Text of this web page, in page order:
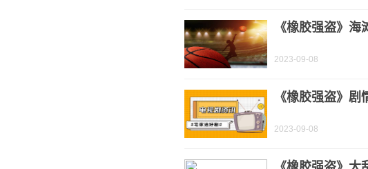
《橡胶强盗》
2023-09-08
《橡胶强盗》
2023-09-08